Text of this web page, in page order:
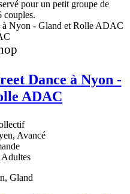
pour un petit groupe de
couples.
Dance à Nyon -
ADAC
Avancé
Gland